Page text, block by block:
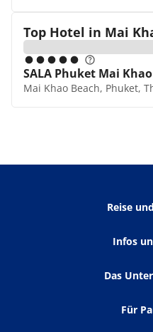
Top Hotel in Mai
SALA Phuket Mai
Mai Khao Beach, Phuket,
Reise
Infos
Das
Für